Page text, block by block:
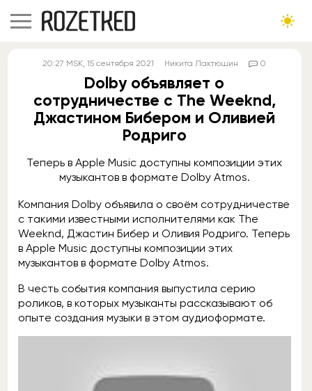
20:27 MSK, 15 сентября 2021 Никита Лактюшин 0
Dolby объявляет о
сотрудничестве с The Weeknd,
Джастином Бибером и Оливией
Родриго
Теперь в Apple Music доступны композиции этих
музыкантов в формате Dolby Atmos.
Компания Dolby объявила о своём сотрудничестве
с такими известными исполнителями как The
Weeknd, Джастин Бибер и Оливия Родриго. Теперь
в Apple Music доступны композиции этих
музыкантов в формате Dolby Atmos.
В честь события компания выпустила серию
роликов, в которых музыканты рассказывают об
опыте создания музыки в этом аудиоформате.